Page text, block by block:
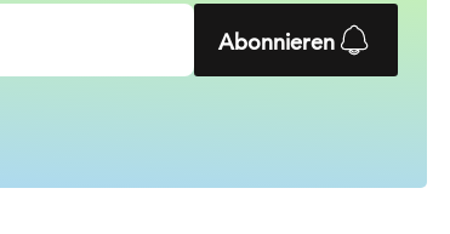
Abonnieren